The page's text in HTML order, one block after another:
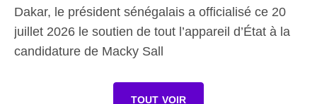
Dakar, le président sénégalais a officialisé ce 20
juillet 2026 le soutien de tout l’appareil d’État à la
candidature de Macky Sall
TOUT VOIR